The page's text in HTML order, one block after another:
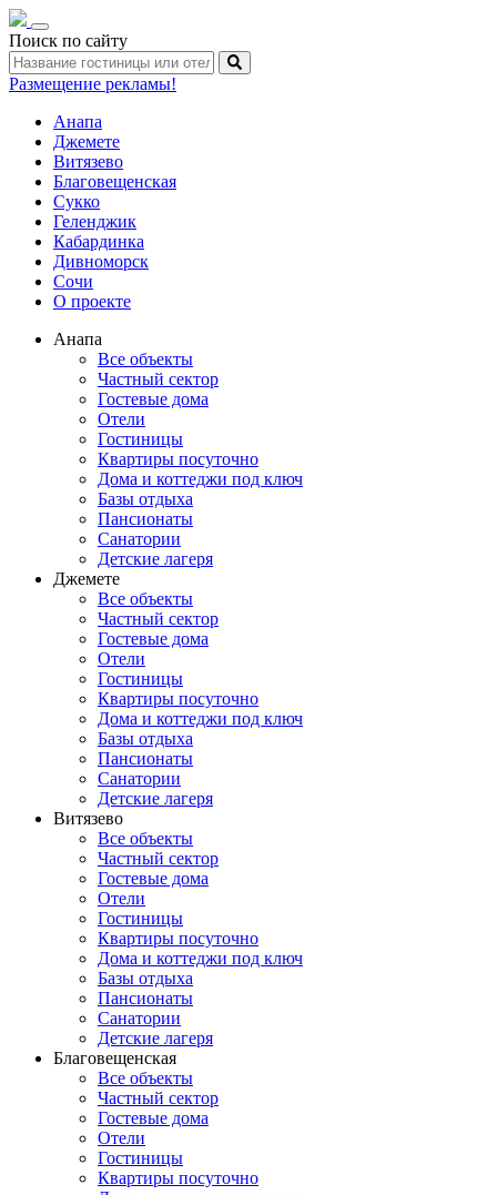
Toggle
navigation
Поиск по сайту
Размещение рекламы!
Анапа
Джемете
Витязево
Благовещенская
Сукко
Геленджик
Кабардинка
Дивноморск
Сочи
О проекте
Анапа
Все объекты
Частный сектор
Гостевые дома
Отели
Гостиницы
Квартиры посуточно
Дома и коттеджи под ключ
Базы отдыха
Пансионаты
Санатории
Детские лагеря
Джемете
Все объекты
Частный сектор
Гостевые дома
Отели
Гостиницы
Квартиры посуточно
Дома и коттеджи под ключ
Базы отдыха
Пансионаты
Санатории
Детские лагеря
Витязево
Все объекты
Частный сектор
Гостевые дома
Отели
Гостиницы
Квартиры посуточно
Дома и коттеджи под ключ
Базы отдыха
Пансионаты
Санатории
Детские лагеря
Благовещенская
Все объекты
Частный сектор
Гостевые дома
Отели
Гостиницы
Квартиры посуточно